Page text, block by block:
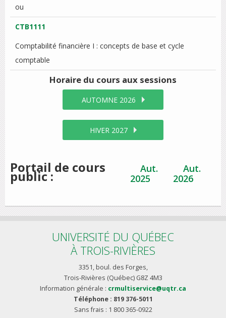
ou
CTB1111
Comptabilité financière I : concepts de base et cycle
comptable
Horaire du cours aux sessions
AUTOMNE 2026
HIVER 2027
Portail de cours
public :
Aut.
2025
Aut.
2026
UNIVERSITÉ DU QUÉBEC
À TROIS-RIVIÈRES
3351, boul. des Forges,
Trois-Rivières (Québec) G8Z 4M3
Information générale : crmultiservice@uqtr.ca
Téléphone : 819 376-5011
Sans frais : 1 800 365-0922